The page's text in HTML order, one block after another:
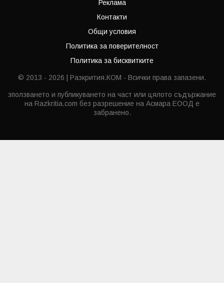
Реклама
Контакти
Общи условия
Политика за поверителност
Политика за бисквитките
© 2013 - 2026 | Разкрития.КОМ - Всички права запазени.
зползването и публикуването на част или цялото съдържание
на Razkritia.com без разрешение на Асмара ЕООД е
забранено.